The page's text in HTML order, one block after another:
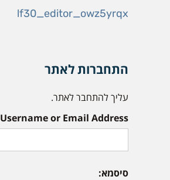
lf30_editor_owz5yrqx
התחברות לאתר
עליך להתחבר לאתר.
Username or Email Address:
סיסמא: